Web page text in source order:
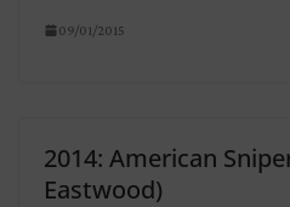
09/01/2015
2014: American
Eastwood)